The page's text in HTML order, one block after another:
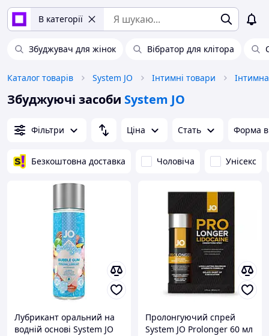
В категорії
Збуджувач для жінок Вібратор для клітора
Каталог товарів System JO Інтимні товари
Збуджуючі засоби System JO
Фільтри Ціна Стать Форма
Безкоштовна доставка Чоловіча Унісекс
Лубрикант оральний на
водній основі System JO
Пролонгуючий спрей
System JO Prolonger 60 мл